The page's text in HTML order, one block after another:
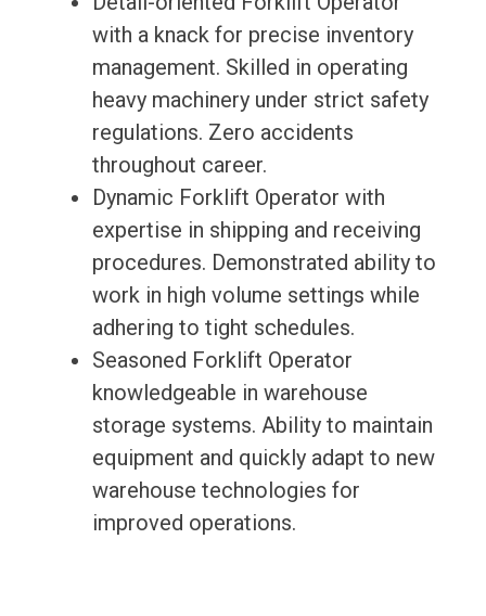
with a knack for precise inventory
management. Skilled in operating
heavy machinery under strict safety
regulations. Zero accidents
throughout career.
Dynamic Forklift Operator with
expertise in shipping and receiving
procedures. Demonstrated ability to
work in high volume settings while
adhering to tight schedules.
Seasoned Forklift Operator
knowledgeable in warehouse
storage systems. Ability to maintain
equipment and quickly adapt to new
warehouse technologies for
improved operations.